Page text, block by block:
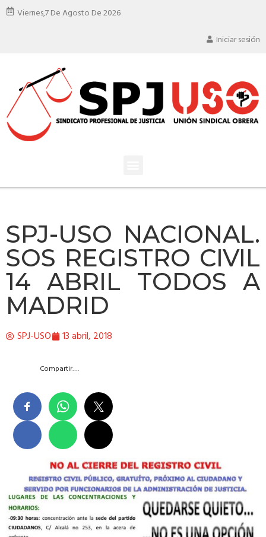
Viernes,7 De Agosto De 2026
Iniciar sesión
SPJ-USO NACIONAL.
SOS REGISTRO CIVIL
14 ABRIL TODOS A
MADRID
SPJ-USO 13 abril, 2018
Compartir….